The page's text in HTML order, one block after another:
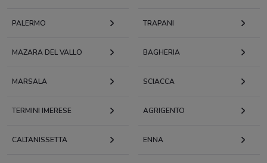
PALERMO TRAPANI
MAZARA DEL VALLO BAGHERIA
MARSALA SCIACCA
TERMINI IMERESE AGRIGENTO
CALTANISSETTA ENNA